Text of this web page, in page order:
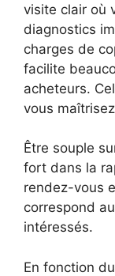
visite clair où
diagnostics
charges de
facilite
acheteurs.
vous
Être souple
fort dans la
rendez-vous
correspond
intéressés.
En fonction